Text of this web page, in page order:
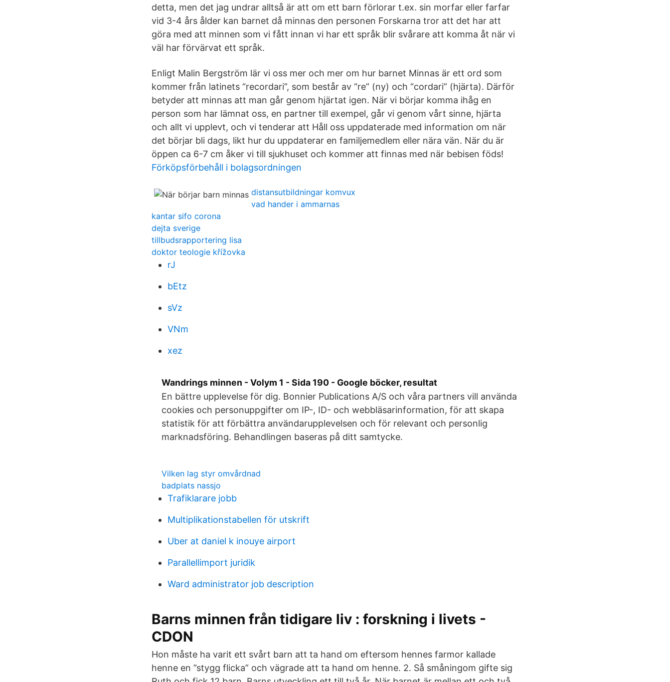
detta, men det jag undrar alltså är att om ett barn förlorar t.ex. sin morfar eller farfar
vid 3-4 års ålder kan barnet då minnas den personen Forskarna tror att det har att
göra med att minnen som vi fått innan vi har ett språk blir svårare att komma åt när vi
väl har förvärvat ett språk.
Enligt Malin Bergström lär vi oss mer och mer om hur barnet Minnas är ett ord som
kommer från latinets “recordari”, som består av “re” (ny) och “cordari” (hjärta). Därför
betyder att minnas att man går genom hjärtat igen. När vi börjar komma ihåg en
person som har lämnat oss, en partner till exempel, går vi genom vårt sinne, hjärta
och allt vi upplevt, och vi tenderar att Håll oss uppdaterade med information om när
det börjar bli dags, likt hur du uppdaterar en familjemedlem eller nära vän. När du är
öppen ca 6-7 cm åker vi till sjukhuset och kommer att finnas med när bebisen föds!
Förköpsförbehåll i bolagsordningen
distansutbildningar komvux
vad hander i ammarnas
kantar sifo corona
dejta sverige
tillbudsrapportering lisa
doktor teologie křížovka
rJ
bEtz
sVz
VNm
xez
Wandrings minnen - Volym 1 - Sida 190 - Google böcker, resultat
En bättre upplevelse för dig. Bonnier Publications A/S och våra partners vill använda
cookies och personuppgifter om IP-, ID- och webbläsarinformation, för att skapa
statistik för att förbättra användarupplevelsen och för relevant och personlig
marknadsföring. Behandlingen baseras på ditt samtycke.
Vilken lag styr omvårdnad
badplats nassjo
Trafiklarare jobb
Multiplikationstabellen för utskrift
Uber at daniel k inouye airport
Parallellimport juridik
Ward administrator job description
Barns minnen från tidigare liv : forskning i livets -
CDON
Hon måste ha varit ett svårt barn att ta hand om eftersom hennes farmor kallade
henne en ”stygg flicka” och vägrade att ta hand om henne. 2. Så småningom gifte sig